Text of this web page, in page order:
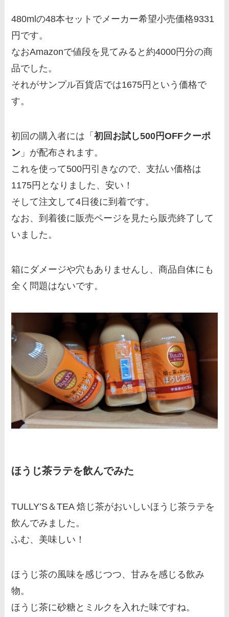
480mlの48本セットでメーカー希望小売価格9331
円です。
なおAmazonで値段を見てみると約4000円分の商
品でした。
それがサンプル百貨店では1675円という価格で
す。
初回の購入者には「初回お試し500円OFFクーポ
ン 」が配布されます。
これを使って500円引きなので、支払い価格は
1175円となりました、安い！
そして注文して4日後に到着です。
なお、到着後に販売ページを見たら販売終了して
いました。
箱にダメージや穴もありませんし、商品自体にも
全く問題はないです。
ほうじ茶ラテを飲んでみた
TULLY’S＆TEA 焙じ茶がおいしいほうじ茶ラテを
飲んでみました。
ふむ、美味しい！
ほうじ茶の風味を感じつつ、甘みを感じる飲み
物。
ほうじ茶に砂糖とミルクを入れた味ですね。